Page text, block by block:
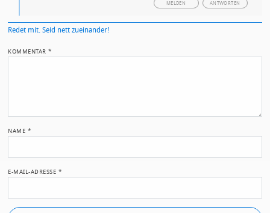
ANTWORTEN
MELDEN
Redet mit. Seid nett zueinander!
KOMMENTAR*
NAME *
E-MAIL-ADRESSE *